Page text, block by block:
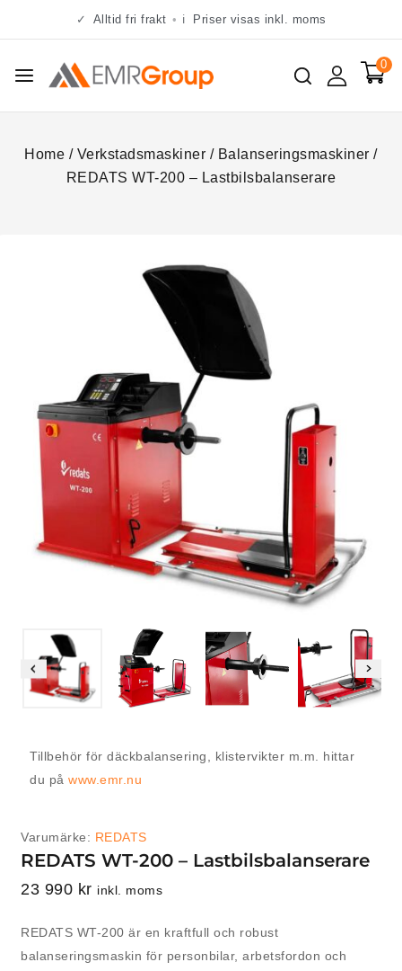
✓ Alltid fri frakt • ℹ Priser visas inkl. moms
0
Home / Verkstadsmaskiner / Balanseringsmaskiner /
REDATS WT-200 – Lastbilsbalanserare
Tillbehör för däckbalansering, klistervikter m.m. hittar
du på www.emr.nu
Varumärke: REDATS
REDATS WT-200 – Lastbilsbalanserare
23 990 kr inkl. moms
REDATS WT-200 är en kraftfull och robust
balanseringsmaskin för personbilar, arbetsfordon och